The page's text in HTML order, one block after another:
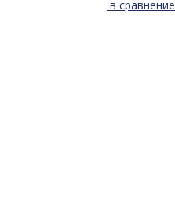
в сравнение